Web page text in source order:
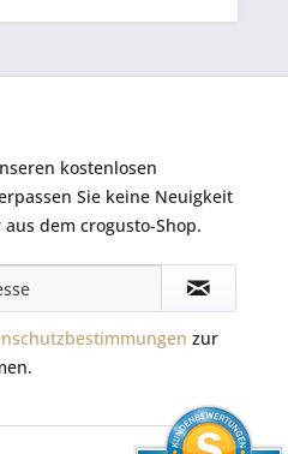
kostenlosen
Sie keine Neuigkeit
dem crogusto-Shop.
zur